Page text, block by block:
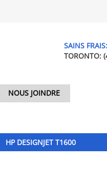
SAINS FRAIS:
TORONTO:
NOUS JOINDRE
HP DESIGNJET T1600